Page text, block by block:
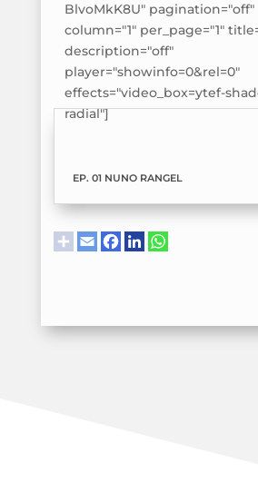
BlvoMkK8U" pagination="off"
column="1" per_page="1"
description="off"
player="showinfo=0&rel=0"
effects="video_box=ytef-
radial"]
EP. 01 NUNO RANGEL